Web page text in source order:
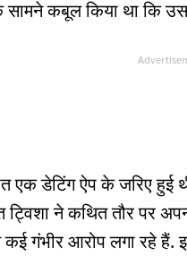
सामने कबूल किया था कि
एक डेटिंग ऐप के जरिए हुई
ट्विशा ने कथित तौर
गंभीर आरोप लगा रहे हैं.